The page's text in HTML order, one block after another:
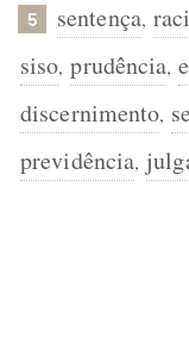
5 sentença,
siso, prudência,
discernimento,
previdência,